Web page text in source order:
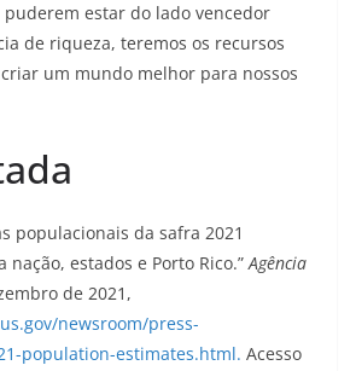
puderem estar do lado vencedor
de riqueza, teremos os recursos
um mundo melhor para nossos
populacionais da safra 2021
nação, estados e Porto Rico.”Agência
de 2021,
newsroom/press-
population-estimates.html. Acesso